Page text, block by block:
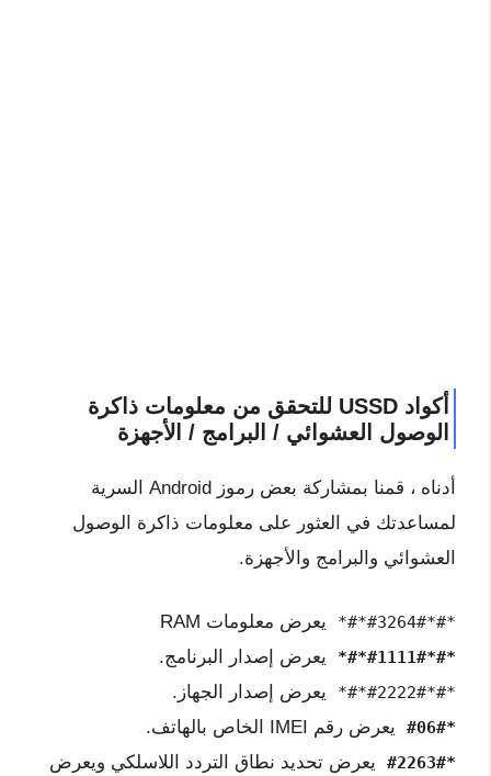
أكواد USSD للتحقق من معلومات ذاكرة
الوصول العشوائي / البرامج / الأجهزة
أدناه ، قمنا بمشاركة بعض رموز Android السرية
لمساعدتك في العثور على معلومات ذاكرة الوصول
العشوائي والبرامج والأجهزة.
*#*#3264#*#* يعرض معلومات RAM
*#*#1111#*#* يعرض إصدار البرنامج.
*#*#2222#*#* يعرض إصدار الجهاز.
*#06# يعرض رقم IMEI الخاص بالهاتف.
*#2263# يعرض تحديد نطاق التردد اللاسلكي ويعرض